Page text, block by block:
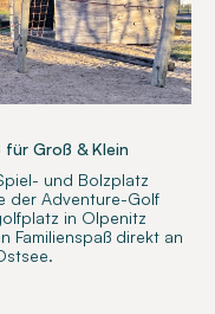
für Groß & Klein
und Bolzplatz
der Adventure-Golf
in Olpenitz
Familienspaß direkt an